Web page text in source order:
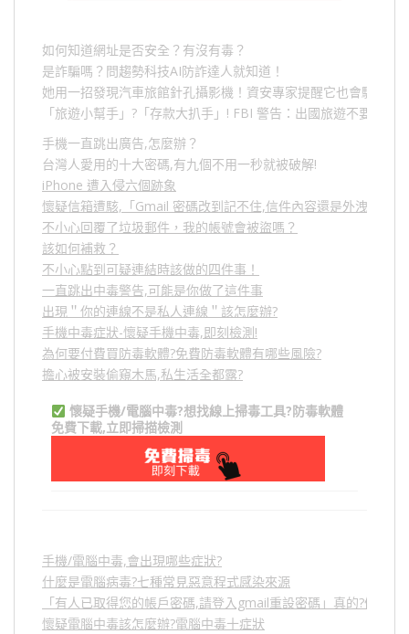
如何知道網址是否安全？有沒有毒？
是詐騙嗎？問趨勢科技AI防詐達人就知道！
她用一招發現汽車旅館針孔攝影機！資安專家提醒它也會駭人成
「旅遊小幫手」 ? 「存款大扒手」 ! FBI 警告：出國旅遊不要做的
手機一直跳出廣告,怎麼辦？
台灣人愛用的十大密碼,有九個不用一秒就被破解!
iPhone 遭入侵六個跡象
懷疑信箱遭駭,「Gmail 密碼改到記不住,信件內容還是外洩？」,
不小心回覆了垃圾郵件，我的帳號會被盜嗎？
該如何補救？
不小心點到可疑連結時該做的四件事！
一直跳出中毒警告,可能是你做了這件事
出現＂你的連線不是私人連線＂該怎麼辦?
手機中毒症狀-懷疑手機中毒,即刻檢測!
為何要付費買防毒軟體?免費防毒軟體有哪些風險?
擔心被安裝偷窺木馬,私生活全都露?
懷疑手機/電腦中毒?想找線上掃毒工具?防毒軟體
免費下載,立即掃描檢測
手機/電腦中毒,會出現哪些症狀?
什麼是電腦病毒?七種常見惡意程式感染來源
「有人已取得您的帳戶密碼,請登入gmail重設密碼」真的?假的?5
懷疑電腦中毒該怎麼辦?電腦中毒十症狀